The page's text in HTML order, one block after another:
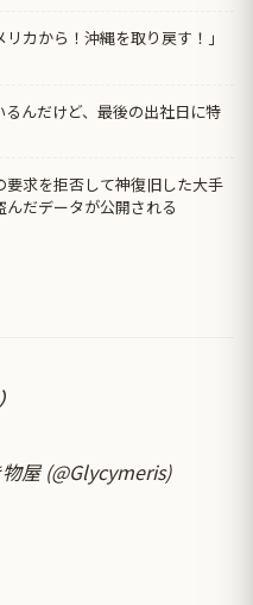
カから！沖縄を取り戻す！」
んだけど、最後の出社日に特
要求を拒否して神復旧した大手
だデータが公開される
屋 (@Glycymeris)